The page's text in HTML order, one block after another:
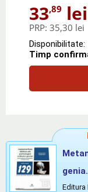
33,89 lei
PRP: 35,30 lei
Timp
Editura